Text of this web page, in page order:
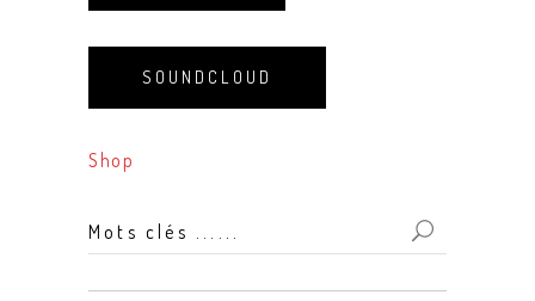
SOUNDCLOUD
Shop
Mots
clés
...